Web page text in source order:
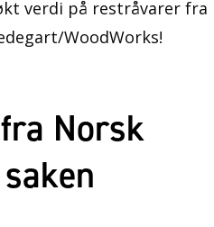
verdi på restråvarer fra
WoodWorks!
Norsk